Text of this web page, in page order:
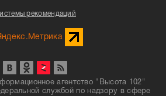
рекомендаций
агентство "Высота 102"
службой по надзору в сфере